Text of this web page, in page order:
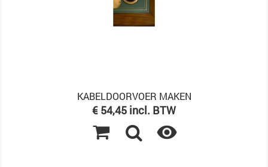
KABELDOORVOER MAKEN
Prijs
€ 54,45 incl. BTW
